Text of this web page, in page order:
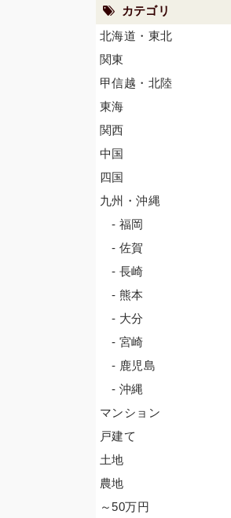
カテゴリ
北海道・東北
関東
甲信越・北陸
東海
関西
中国
四国
九州・沖縄
- 福岡
- 佐賀
- 長崎
- 熊本
- 大分
- 宮崎
- 鹿児島
- 沖縄
マンション
戸建て
土地
農地
～50万円